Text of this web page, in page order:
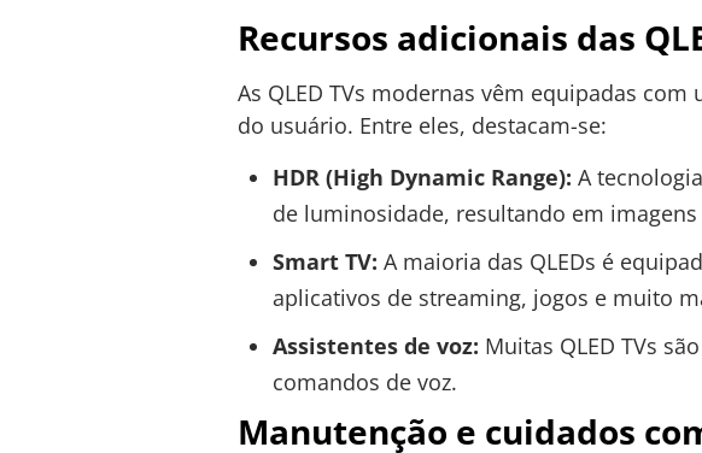
Recursos adicionais das
As QLED TVs modernas vêm equipadas
do usuário. Entre eles, destacam-se:
HDR (High Dynamic Range): A
de luminosidade, resultando em
Smart TV: A maioria das QLEDs é
aplicativos de streaming, jogos e muito
Assistentes de voz: Muitas QLED TVs
comandos de voz.
Manutenção e cuidados